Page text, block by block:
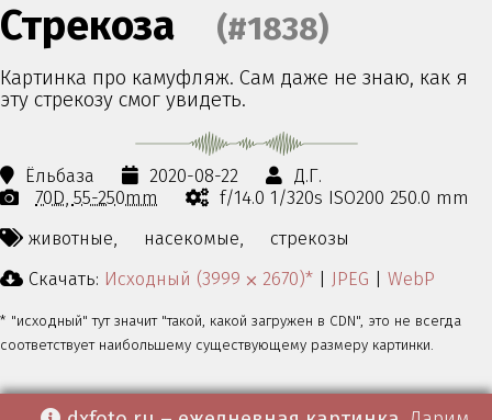
Стрекоза (#1838)
Картинка про камуфляж. Сам даже не знаю, как я
эту стрекозу смог увидеть.
Ёльбаза 2020-08-22
Д.Г.
70D 55-250mm
f/14.0 1/320s ISO200 250.0 mm
животные,
насекомые,
стрекозы
Скачать: Исходный (3999 ⨉ 2670)* | JPEG | WebP
* "исходный" тут значит "такой, какой загружен в CDN", это не всегда
соответствует наибольшему существующему размеру картинки.